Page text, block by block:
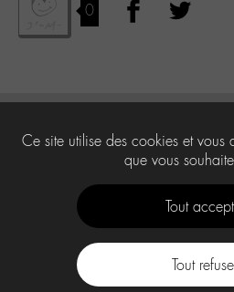
0
Ce site utilise des cookies et vous
que vous
Tout
Tout